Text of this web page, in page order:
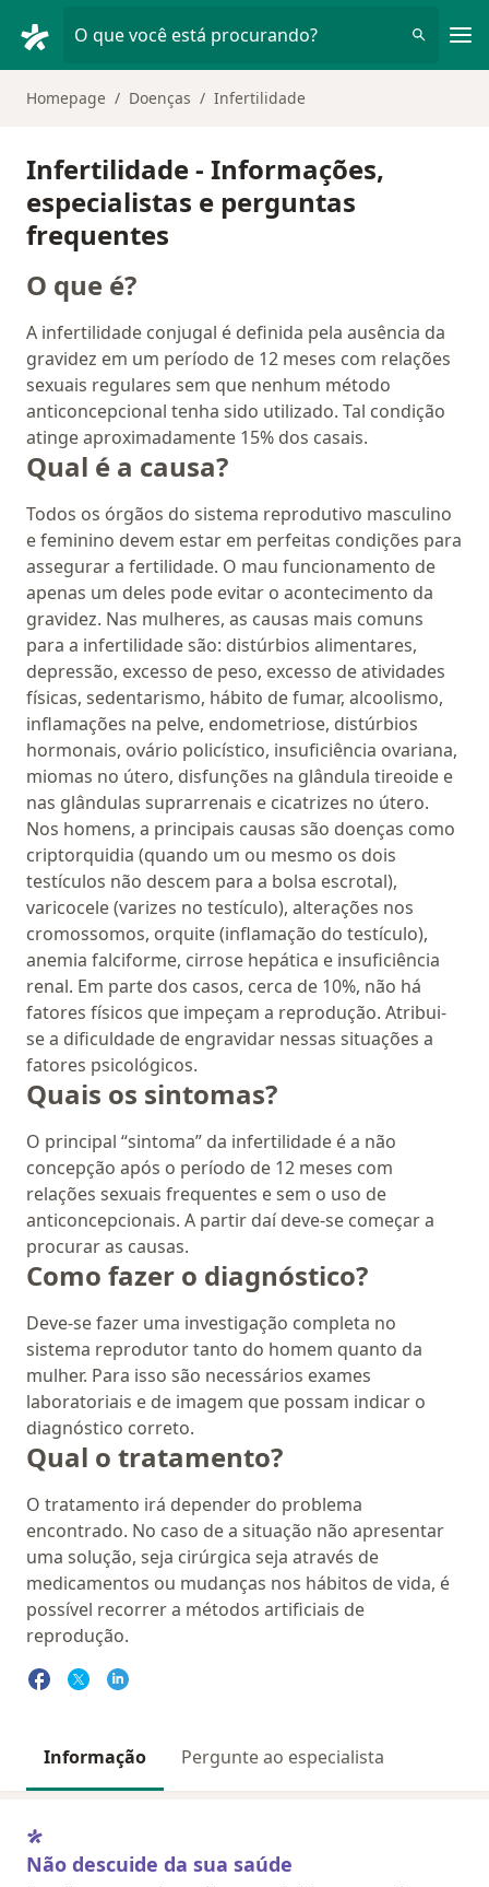
O que você está procurando?
Homepage Doenças Infertilidade
Infertilidade - Informações,
especialistas e perguntas
frequentes
O que é?
A infertilidade conjugal é definida pela ausência da
gravidez em um período de 12 meses com relações
sexuais regulares sem que nenhum método
anticoncepcional tenha sido utilizado. Tal condição
atinge aproximadamente 15% dos casais.
Qual é a causa?
Todos os órgãos do sistema reprodutivo masculino
e feminino devem estar em perfeitas condições para
assegurar a fertilidade. O mau funcionamento de
apenas um deles pode evitar o acontecimento da
gravidez. Nas mulheres, as causas mais comuns
para a infertilidade são: distúrbios alimentares,
depressão, excesso de peso, excesso de atividades
físicas, sedentarismo, hábito de fumar, alcoolismo,
inflamações na pelve, endometriose, distúrbios
hormonais, ovário policístico, insuficiência ovariana,
miomas no útero, disfunções na glândula tireoide e
nas glândulas suprarrenais e cicatrizes no útero.
Nos homens, a principais causas são doenças como
criptorquidia (quando um ou mesmo os dois
testículos não descem para a bolsa escrotal),
varicocele (varizes no testículo), alterações nos
cromossomos, orquite (inflamação do testículo),
anemia falciforme, cirrose hepática e insuficiência
renal. Em parte dos casos, cerca de 10%, não há
fatores físicos que impeçam a reprodução. Atribui-
se a dificuldade de engravidar nessas situações a
fatores psicológicos.
Quais os sintomas?
O principal “sintoma” da infertilidade é a não
concepção após o período de 12 meses com
relações sexuais frequentes e sem o uso de
anticoncepcionais. A partir daí deve-se começar a
procurar as causas.
Como fazer o diagnóstico?
Deve-se fazer uma investigação completa no
sistema reprodutor tanto do homem quanto da
mulher. Para isso são necessários exames
laboratoriais e de imagem que possam indicar o
diagnóstico correto.
Qual o tratamento?
O tratamento irá depender do problema
encontrado. No caso de a situação não apresentar
uma solução, seja cirúrgica seja através de
medicamentos ou mudanças nos hábitos de vida, é
possível recorrer a métodos artificiais de
reprodução.
Informação Pergunte ao especialista
Não descuide da sua saúde